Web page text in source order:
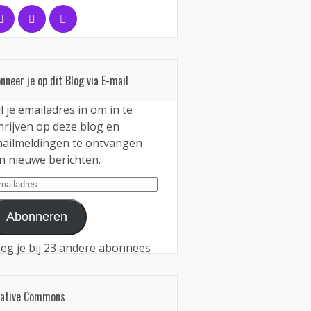
je op dit Blog via E-mail
je emailadres in om in te
op deze blog en
te ontvangen
nieuwe berichten.
Abonneren
je bij 23 andere abonnees
Commons